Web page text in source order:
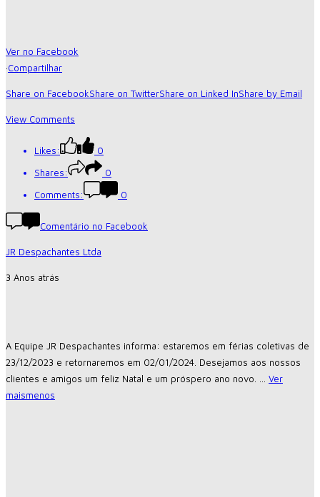
Ver no Facebook
·Compartilhar
Share on FacebookShare on TwitterShare on Linked InShare by Email
View Comments
Likes:
0
Shares:
0
Comments:
0
Comentário no Facebook
JR Despachantes Ltda
3 Anos atrás
A Equipe JR Despachantes informa: estaremos em férias coletivas de
23/12/2023 e retornaremos em 02/01/2024. Desejamos aos nossos
clientes e amigos um feliz Natal e um próspero ano novo.
Ver
maismenos